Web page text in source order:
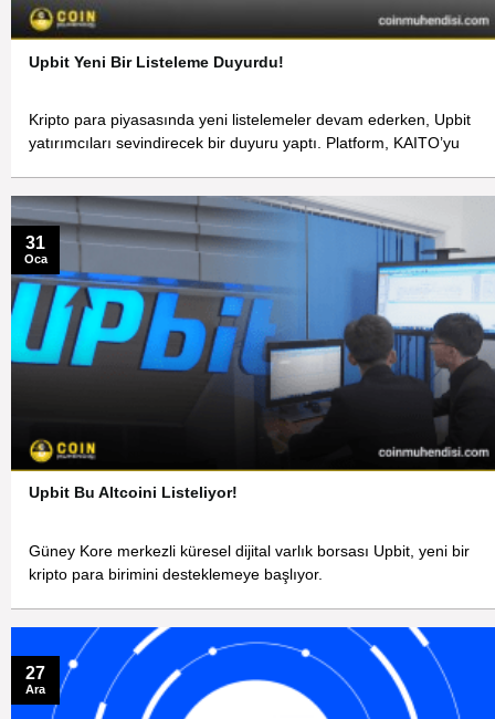
Upbit Yeni Bir Listeleme Duyurdu!
Kripto para piyasasında yeni listelemeler devam ederken, Upbit
yatırımcıları sevindirecek bir duyuru yaptı. Platform, KAITO’yu
Upbit Bu Altcoini Listeliyor!
Güney Kore merkezli küresel dijital varlık borsası Upbit, yeni bir
kripto para birimini desteklemeye başlıyor.
31
Oca
27
Ara